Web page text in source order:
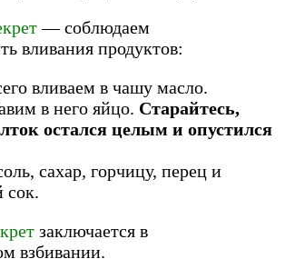
— соблюдаем
вливания продуктов:
вливаем в чашу масло.
в него яйцо. Старайтесь,
остался целым и опустился
сахар, горчицу, перец и
сок.
заключается в
взбивании.